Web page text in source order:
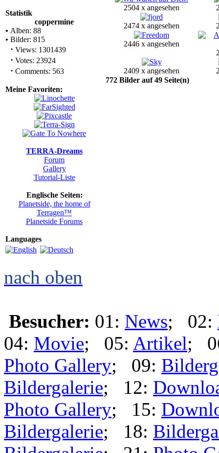
Statistik
coppermine
• Alben: 88
• Bilder: 815
· Views: 1301439
· Votes: 23924
· Comments: 563
Meine Favoriten:
TERRA-Dreams
Forum
Gallery
Tutorial-Liste
Englische Seiten:
Planetside, the home of
Terragen™
Planetside Forums
Languages
2504 x angesehen
2474 x angesehen
2446 x angesehen
2409 x angesehen
772 Bilder auf 49 Seite(n)
nach oben
Besucher: 01: News; 02:
04: Movie; 05: Artikel;
Photo Gallery; 09:
Bildergalerie; 12:
Photo Gallery; 15:
Bildergalerie; 18: